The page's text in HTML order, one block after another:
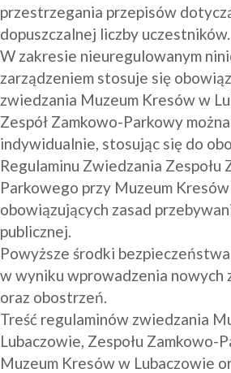
przestrzegania przepisów
dopuszczalnej liczby uczestników.
W zakresie nieuregulowanym
zarządzeniem stosuje się
zwiedzania Muzeum Kresów w
Zespół Zamkowo-Parkowy
indywidualnie, stosując się do
Regulaminu Zwiedzania Zespołu
Parkowego przy Muzeum
obowiązujących zasad
publicznej.
Powyższe środki
w wyniku wprowadzenia nowych
oraz obostrzeń.
Treść regulaminów zwiedzania
Lubaczowie, Zespołu Zamkowo-
Muzeum Kresów w Lubaczowie